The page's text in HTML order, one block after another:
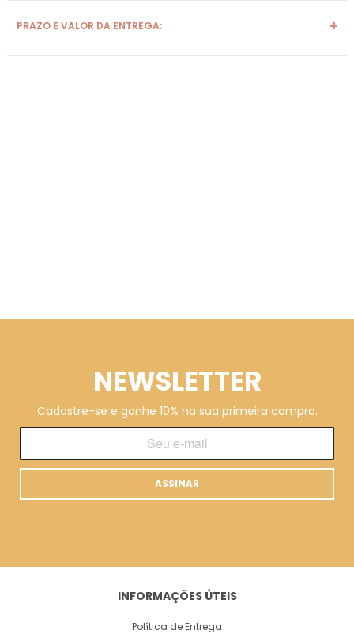
PRAZO E VALOR DA ENTREGA:
NEWSLETTER
Cadastre-se e ganhe 10% na sua primeira compra.
ASSINAR
INFORMAÇÕES ÚTEIS
Política de Entrega